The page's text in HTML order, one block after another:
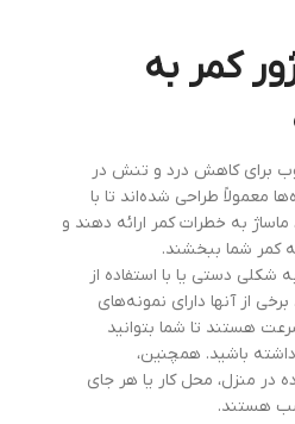
کمر به
کاهش درد و تنش در
طراحی شده‌اند تا با
به خطرات کمر ارائه دهند و
شما ببخشند.
دستی یا با استفاده از
آنها دارای نمونه‌های
تا شما بتوانید
باشید. همچنین،
منزل، محل کار یا هر جای